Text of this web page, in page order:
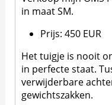
in maat SM.
Prijs: 450 EUR
Het tuigje is nooit
in perfecte staat.
verwijderbare
gewichtszakken.